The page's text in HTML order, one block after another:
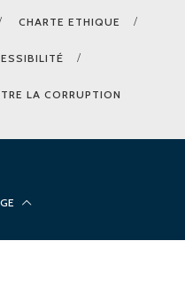
CHARTE ETHIQUE
LA CORRUPTION